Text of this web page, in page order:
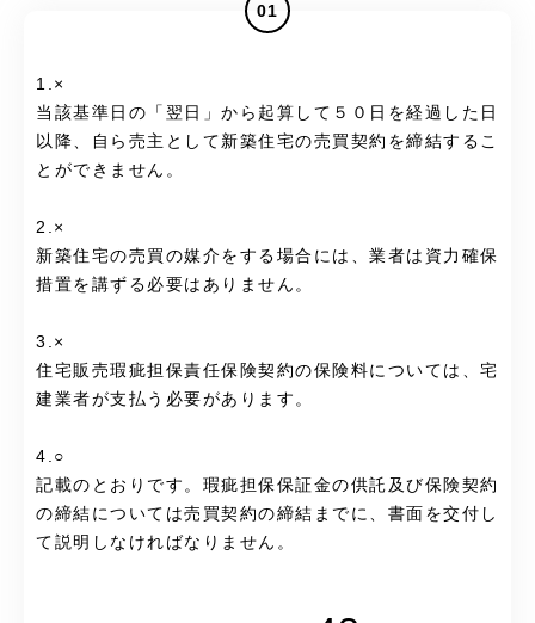
01
1.×
当該基準日の「翌日」から起算して５０日を経過した日
以降、自ら売主として新築住宅の売買契約を締結するこ
とができません。
2.×
新築住宅の売買の媒介をする場合には、業者は資力確保
措置を講ずる必要はありません。
3.×
住宅販売瑕疵担保責任保険契約の保険料については、宅
建業者が支払う必要があります。
4.○
記載のとおりです。瑕疵担保保証金の供託及び保険契約
の締結については売買契約の締結までに、書面を交付し
て説明しなければなりません。